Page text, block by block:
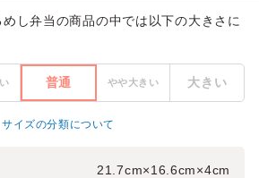
し弁当の商品の中では以下の大きさに
普通 やや大きい 大きい
サイズの分類について
21.7cm×16.6cm×4cm